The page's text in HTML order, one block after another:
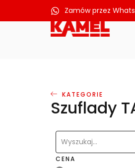
Zamów przez
KATEGORIE
Szuflady
CENA